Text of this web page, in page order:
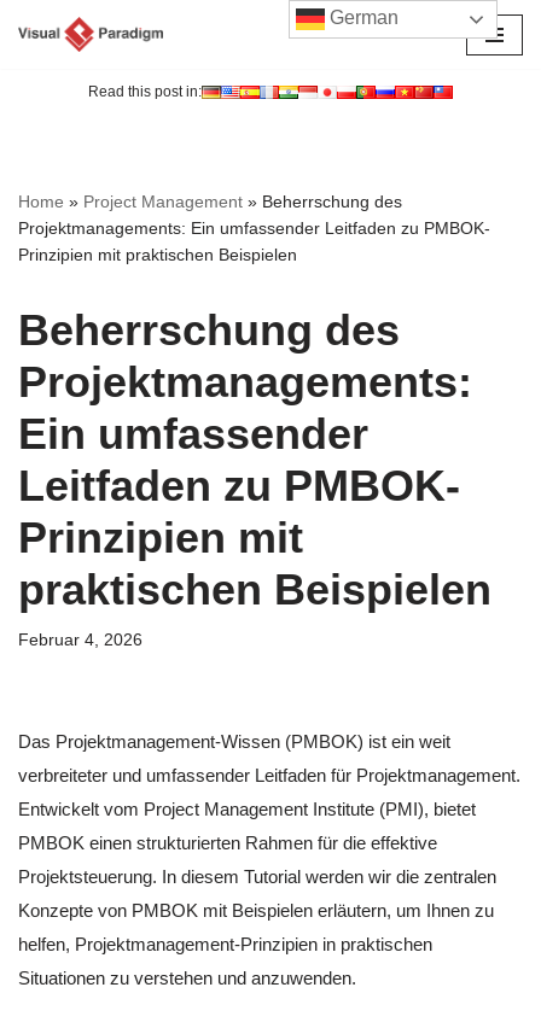
Read this post in:
Home » Project Management » Beherrschung des
Projektmanagements: Ein umfassender Leitfaden zu PMBOK-
Prinzipien mit praktischen Beispielen
Beherrschung des
Projektmanagements:
Ein umfassender
Leitfaden zu PMBOK-
Prinzipien mit
praktischen Beispielen
Februar 4, 2026
Das Projektmanagement-Wissen (PMBOK) ist ein weit
verbreiteter und umfassender Leitfaden für Projektmanagement.
Entwickelt vom Project Management Institute (PMI), bietet
PMBOK einen strukturierten Rahmen für die effektive
Projektsteuerung. In diesem Tutorial werden wir die zentralen
Konzepte von PMBOK mit Beispielen erläutern, um Ihnen zu
helfen, Projektmanagement-Prinzipien in praktischen
Situationen zu verstehen und anzuwenden.
German